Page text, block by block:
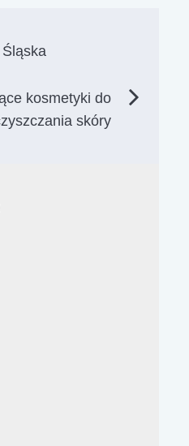
kosmetyki do
skóry